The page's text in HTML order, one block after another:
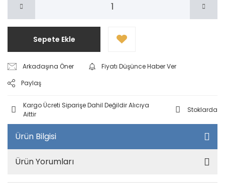
Sepete Ekle
Arkadaşına Öner
Fiyatı Düşünce Haber Ver
Paylaş
Kargo Ücreti Siparişe Dahil Değildir Alıcıya
Aittir
Stoklarda
Ürün Bilgisi
Ürün Yorumları